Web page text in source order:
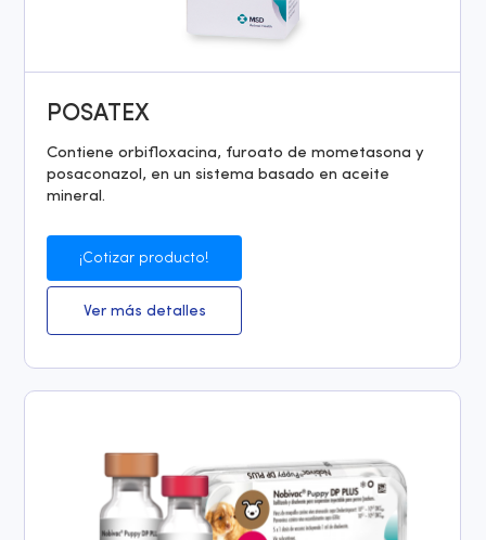
POSATEX
Contiene orbifloxacina, furoato de mometasona y
posaconazol, en un sistema basado en aceite
mineral.
¡Cotizar producto!
Ver más detalles